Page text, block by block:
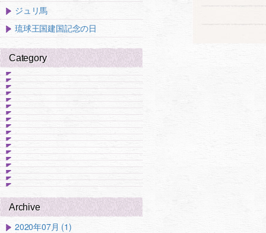
ジュリ馬
琉球王国建国記念の日
Category
Archive
2020年07月 (1)